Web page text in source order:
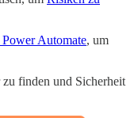
Automate, um
finden und Sicherheit